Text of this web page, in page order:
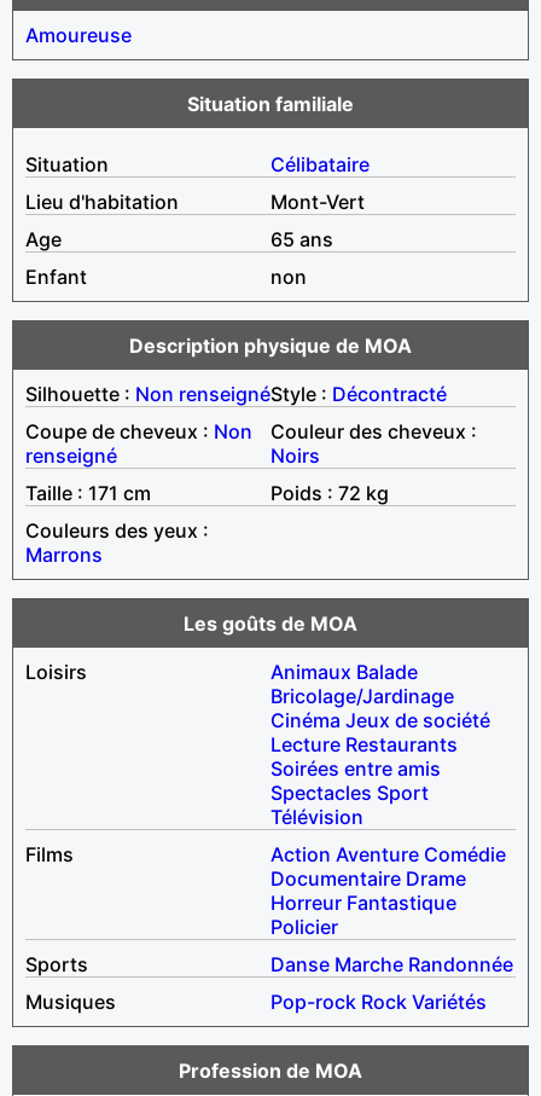
Amoureuse
Situation familiale
Situation
Célibataire
Lieu d'habitation
Mont-Vert
Age
65 ans
Enfant
non
Description physique de MOA
Silhouette : Non renseignéStyle : Décontracté
Coupe de cheveux : Non
renseigné
Couleur des cheveux :
Noirs
Taille : 171 cm
Poids : 72 kg
Couleurs des yeux :
Marrons
Les goûts de MOA
Loisirs
Animaux Balade
Bricolage/Jardinage
Cinéma Jeux de société
Lecture Restaurants
Soirées entre amis
Spectacles Sport
Télévision
Films
Action Aventure Comédie
Documentaire Drame
Horreur Fantastique
Policier
Sports
Danse Marche Randonnée
Musiques
Pop-rock Rock Variétés
Profession de MOA